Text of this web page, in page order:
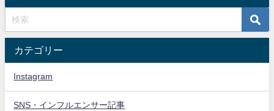
カテゴリー
Instagram
SNS・インフルエンサー記事